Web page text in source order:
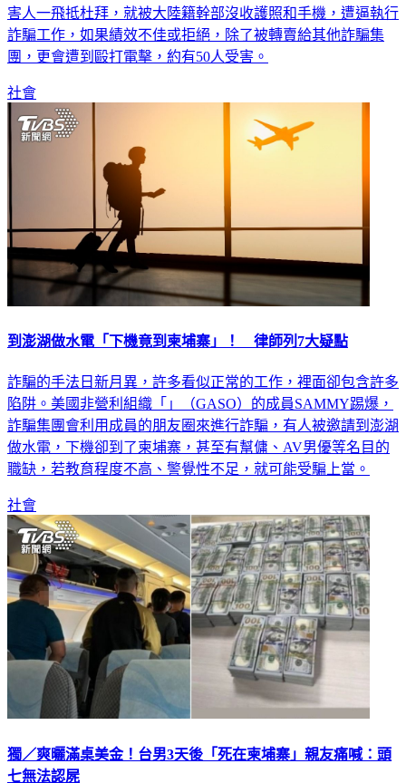
害人一飛抵杜拜，就被大陸籍幹部沒收護照和手機，遭逼執行
詐騙工作，如果績效不佳或拒絕，除了被轉賣給其他詐騙集
團，更會遭到毆打電擊，約有50人受害。
社會
到澎湖做水電「下機竟到柬埔寨」！ 律師列7大疑點
詐騙的手法日新月異，許多看似正常的工作，裡面卻包含許多
陷阱。美國非營利組織「」（GASO）的成員SAMMY踢爆，
詐騙集團會利用成員的朋友圈來進行詐騙，有人被邀請到澎湖
做水電，下機卻到了柬埔寨，甚至有幫傭、AV男優等名目的
職缺，若教育程度不高、警覺性不足，就可能受騙上當。
社會
獨／爽曬滿桌美金！台男3天後「死在柬埔寨」親友痛喊：頭
七無法認屍